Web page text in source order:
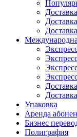
Упаковка
Аренда
Бизнес
Полиграфия